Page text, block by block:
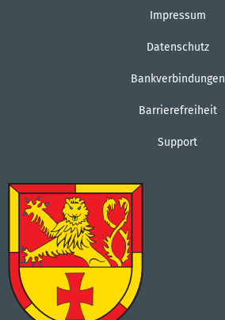
Impressum
Datenschutz
Bankverbindungen
Barrierefreiheit
Support